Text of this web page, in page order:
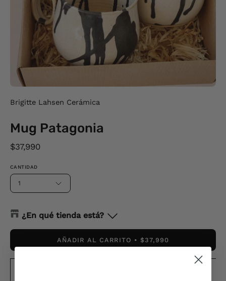
Brigitte Lahsen Cerámica
Mug Patagonia
$37,990
CANTIDAD
1
¿En qué tienda está?
AÑADIR AL CARRITO $37,990